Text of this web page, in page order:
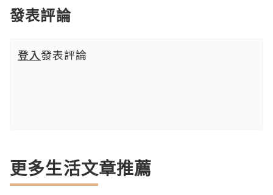
發表評論
登入發表評論
更多生活文章推薦